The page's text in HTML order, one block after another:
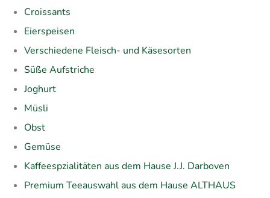
Croissants
Eierspeisen
Verschiedene Fleisch- und Käsesorten
Süße Aufstriche
Joghurt
Müsli
Obst
Gemüse
Kaffeespzialitäten aus dem Hause J.J. Darboven
Premium Teeauswahl aus dem Hause ALTHAUS